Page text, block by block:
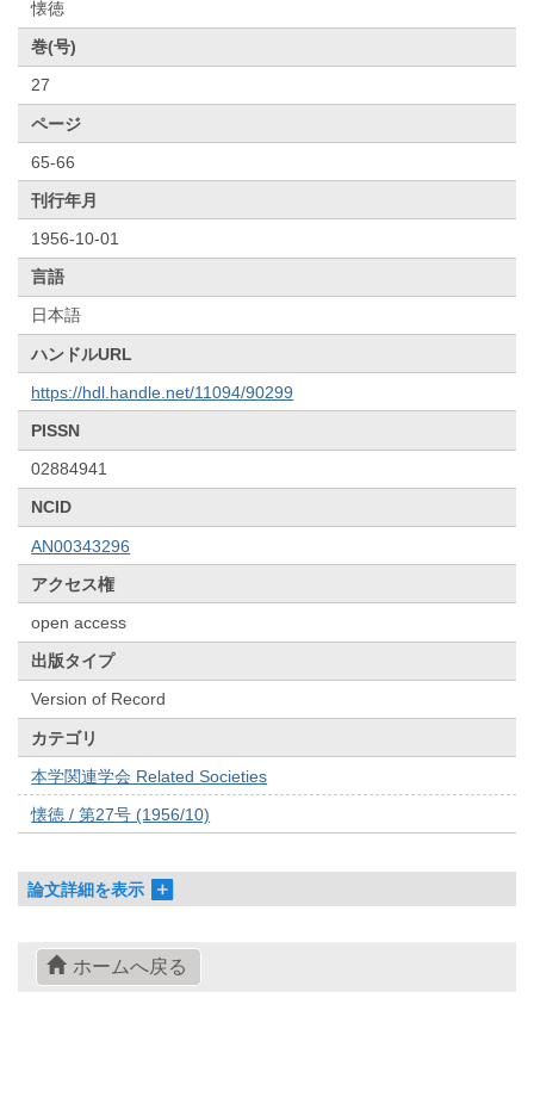
懐徳
巻(号)
27
ページ
65-66
刊行年月
1956-10-01
言語
日本語
ハンドルURL
https://hdl.handle.net/11094/90299
PISSN
02884941
NCID
AN00343296
アクセス権
open access
出版タイプ
Version of Record
カテゴリ
本学関連学会 Related Societies
懐徳 / 第27号 (1956/10)
論文詳細を表示
ホームへ戻る